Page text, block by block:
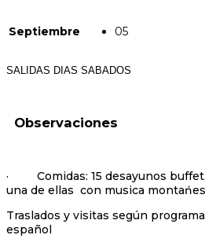
Septiembre 05
SALIDAS DIAS SABADOS
Observaciones
· Comidas: 15 desayunos
una de ellas con musica
Traslados y visitas según
español